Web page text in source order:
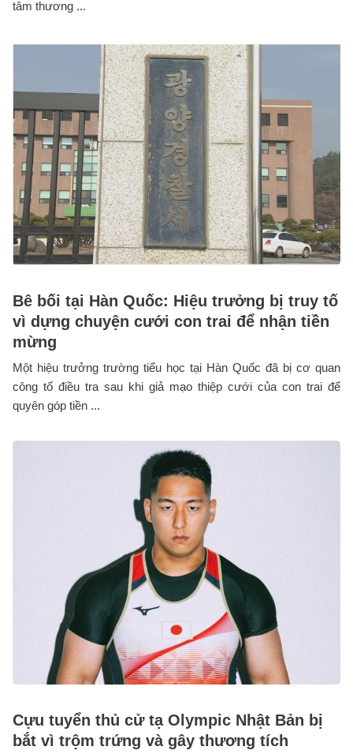
tâm thương ...
Bê bối tại Hàn Quốc: Hiệu trưởng bị truy tố
vì dựng chuyện cưới con trai để nhận tiền
mừng
Một hiệu trưởng trường tiểu học tại Hàn Quốc đã bị cơ quan
công tố điều tra sau khi giả mạo thiệp cưới của con trai để
quyên góp tiền ...
Cựu tuyển thủ cử tạ Olympic Nhật Bản bị
bắt vì trộm trứng và gây thương tích